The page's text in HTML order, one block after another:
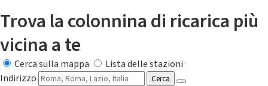
Trova la colonnina di ricarica più
vicina a te
Cerca sulla mappa
Lista delle stazioni
Indirizzo
Cerca